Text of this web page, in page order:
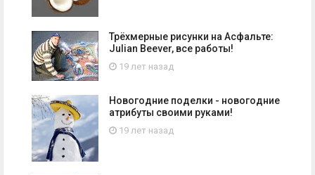
Трёхмерные рисунки на Асфальте:
Julian Beever, все работы!
19 лет назад
Новогодние поделки - новогодние
атрибуты своими руками!
19 лет назад